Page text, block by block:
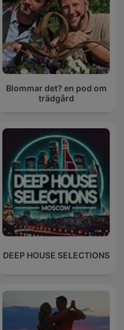
Blommar det? en pod om
trädgård
DEEP HOUSE SELECTIONS